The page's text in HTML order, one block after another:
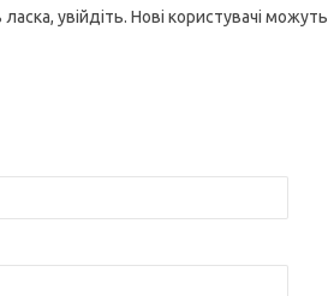
увійдіть. Нові користувачі можуть